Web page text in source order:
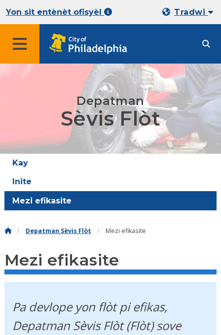
Yon sit entènèt ofisyèl Tradwi
Depatman
Sèvis Flòt
Kay
Inite
Mezi efikasite
Depatman Sèvis Flòt Mezi efikasite
Mezi efikasite
Pa devlope yon flòt pi efikas,
Depatman Sèvis Flòt (Flòt) sove